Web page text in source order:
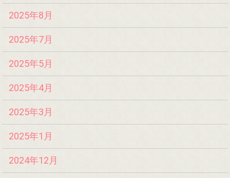
2025年8月
2025年7月
2025年5月
2025年4月
2025年3月
2025年1月
2024年12月